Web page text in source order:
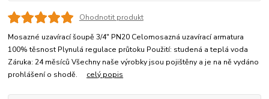
Ohodnotit produkt
Mosazné uzavírací šoupě 3/4" PN20 Celomosazná uzavírací armatura
100% těsnost Plynulá regulace průtoku Použití: studená a teplá voda
Záruka: 24 měsíců Všechny naše výrobky jsou pojištěny a je na ně vydáno
prohlášení o shodě. celý popis